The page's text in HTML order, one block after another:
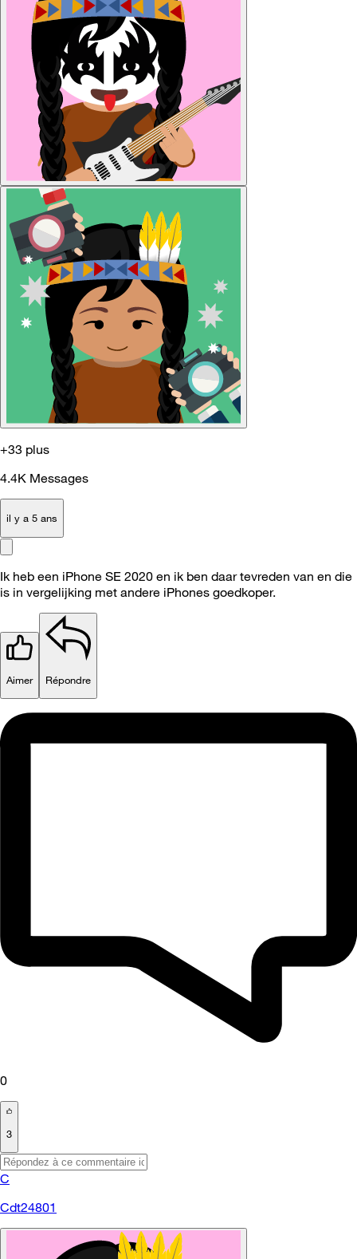
+33 plus
4.4K Messages
il y a 5 ans
Ik heb een iPhone SE 2020 en ik ben daar tevreden van en die
is in vergelijking met andere iPhones goedkoper.
Aimer Répondre
0
3
C
Cdt24801